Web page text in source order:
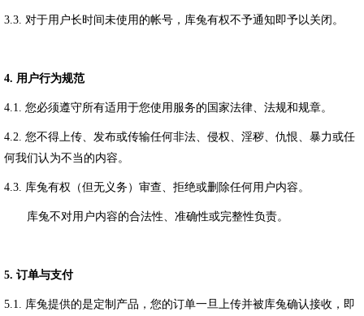
3.3. 对于用户长时间未使用的帐号，库兔有权不予通知即予以关闭。
4. 用户行为规范
4.1. 您必须遵守所有适用于您使用服务的国家法律、法规和规章。
4.2. 您不得上传、发布或传输任何非法、侵权、淫秽、仇恨、暴力或任
何我们认为不当的内容。
4.3. 库兔有权（但无义务）审查、拒绝或删除任何用户内容。
库兔不对用户内容的合法性、准确性或完整性负责。
5. 订单与支付
5.1. 库兔提供的是定制产品， 您的订单一旦上传并被库兔确认接收，即